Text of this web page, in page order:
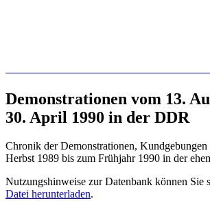
Demonstrationen vom 13.
30. April 1990 in der DDR
Chronik der Demonstrationen,
Herbst 1989 bis zum Frühjahr 1990 in der
Nutzungshinweise zur Datenbank können Sie
Datei herunterladen.